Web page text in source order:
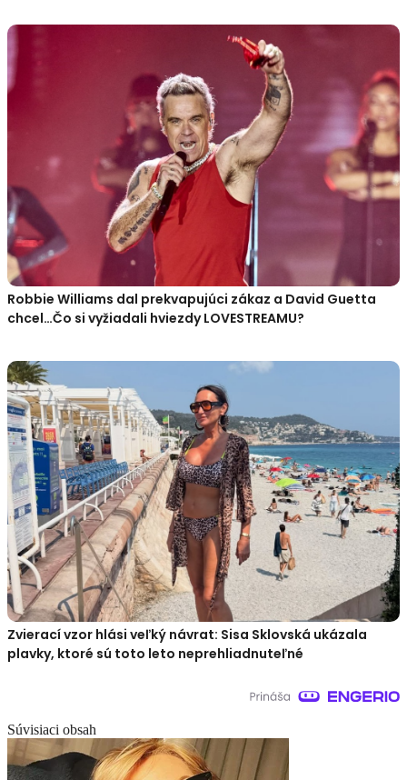
Robbie Williams dal prekvapujúci zákaz a David Guetta
chcel…Čo si vyžiadali hviezdy LOVESTREAMU?
Zvierací vzor hlási veľký návrat: Sisa Sklovská ukázala
plavky, ktoré sú toto leto neprehliadnuteľné
Súvisiaci obsah